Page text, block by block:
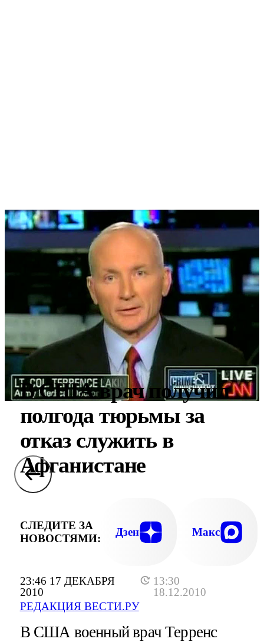
23:46 17 ДЕКАБРЯ
2010
13:30
18.12.2010
РЕДАКЦИЯ ВЕСТИ.РУ
В США врач получил
полгода тюрьмы за
отказ служить в
Афганистане
СЛЕДИТЕ ЗА
НОВОСТЯМИ:
Дзен Макс
В США военный врач Терренс